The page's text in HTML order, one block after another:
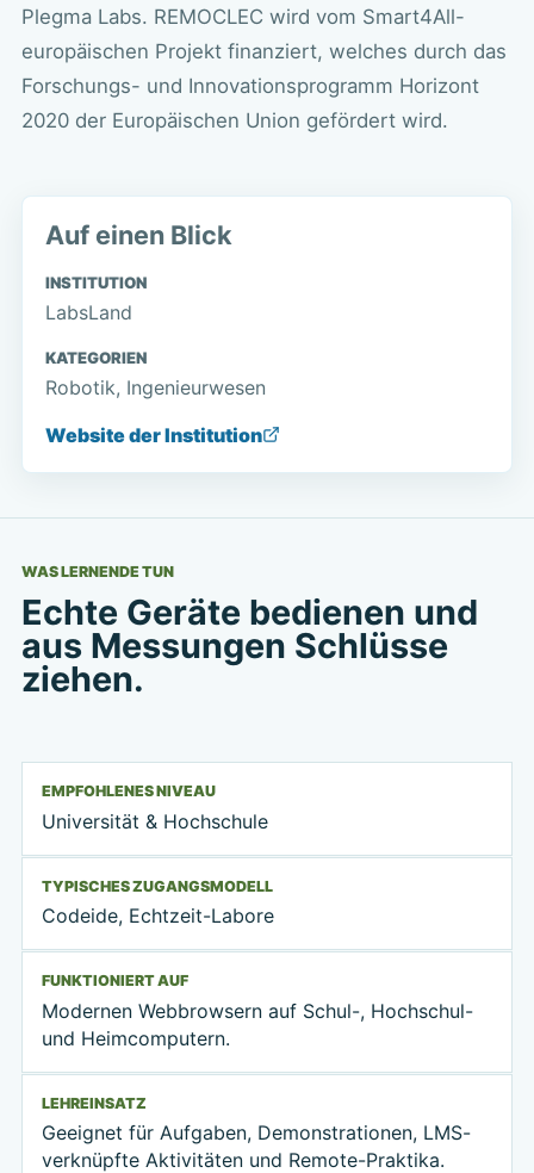
Plegma Labs. REMOCLEC wird vom Smart4All-
europäischen Projekt finanziert, welches durch das
Forschungs- und Innovationsprogramm Horizont
2020 der Europäischen Union gefördert wird.
Auf einen Blick
INSTITUTION
LabsLand
KATEGORIEN
Robotik, Ingenieurwesen
Website der Institution
WAS LERNENDE TUN
Echte Geräte bedienen und
aus Messungen Schlüsse
ziehen.
EMPFOHLENES NIVEAU
Universität & Hochschule
TYPISCHES ZUGANGSMODELL
Codeide, Echtzeit-Labore
FUNKTIONIERT AUF
Modernen Webbrowsern auf Schul-, Hochschul-
und Heimcomputern.
LEHREINSATZ
Geeignet für Aufgaben, Demonstrationen, LMS-
verknüpfte Aktivitäten und Remote-Praktika.